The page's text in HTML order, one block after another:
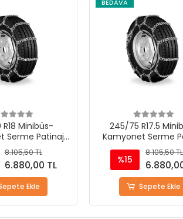
Minibüs-
Serme Patinaj
- M220
8.105,50 TL
6.880,00 TL
Ekle
BEDAVA
245/75 R17.5
Kamyonet Serme
Zinciri - M220
%15
8.105,50 TL
Sepete Ekle